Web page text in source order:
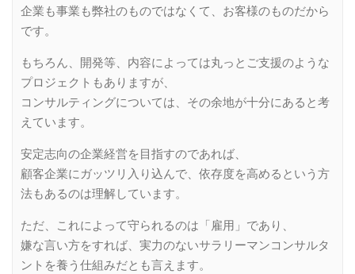
企業も事業も弊社のものではなくて、お客様のものだから
です。
もちろん、開発等、内容によっては丸っとご支援のような
プロジェクトもありますが、
コンサルティングについては、その余地が十分にあると考
えています。
安定志向の企業経営を目指すのであれば、
顧客企業にガッツリ入り込んで、依存度を高めるという方
法もあるのは理解しています。
ただ、これによって守られるのは「雇用」であり、
嫌な言い方をすれば、実力のないサラリーマンコンサルタ
ントを養う仕組みだとも言えます。